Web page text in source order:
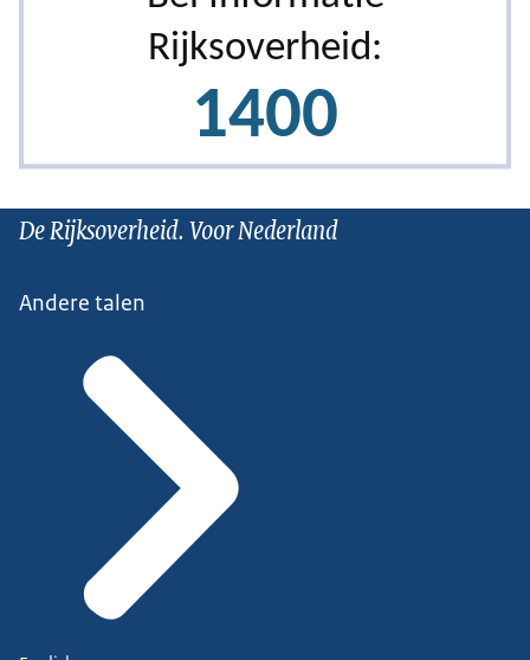
De Rijksoverheid. Voor Nederland
Andere talen